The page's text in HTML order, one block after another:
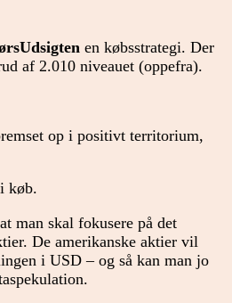
en købsstrategi. Der
af 2.010 niveauet (oppefra).
op i positivt territorium,
køb.
man skal fokusere på det
De amerikanske aktier vil
i USD – og så kan man jo